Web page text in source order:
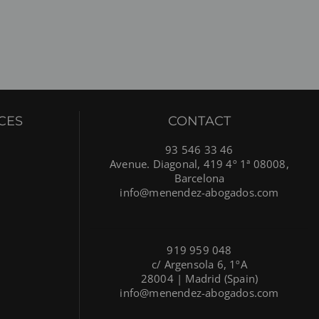
CONTACT
93 546 33 46
Avenue. Diagonal, 419 4º 1ª 08008,
Barcelona
info@menendez-abogados.com
919 959 048
c/ Argensola 6, 1ºA
28004 | Madrid (Spain)
info@menendez-abogados.com